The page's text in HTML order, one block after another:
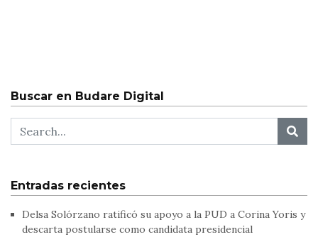
Buscar en Budare Digital
Entradas recientes
Delsa Solórzano ratificó su apoyo a la PUD a Corina Yoris y
descarta postularse como candidata presidencial